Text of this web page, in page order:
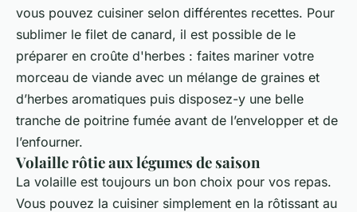
vous pouvez cuisiner selon différentes recettes. Pour
sublimer le filet de canard, il est possible de le
préparer en croûte d'herbes : faites mariner votre
morceau de viande avec un mélange de graines et
d’herbes aromatiques puis disposez-y une belle
tranche de poitrine fumée avant de l’envelopper et de
l’enfourner.
Volaille rôtie aux légumes de saison
La volaille est toujours un bon choix pour vos repas.
Vous pouvez la cuisiner simplement en la rôtissant au